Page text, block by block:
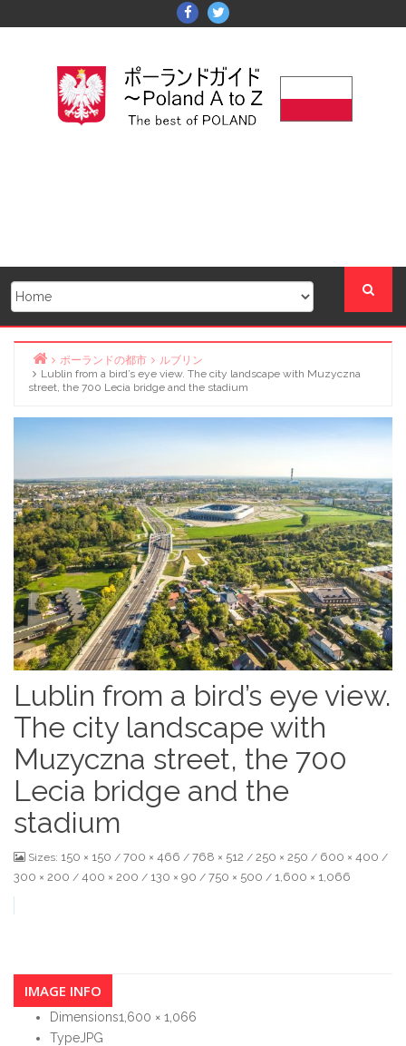
to
Facebook
Twitter
Home
ポーランドの都市
ルブリン
Lublin from a bird’s eye view. The city landscape with Muzyczna
street, the 700 Lecia bridge and the stadium
Lublin from a bird’s eye view.
The city landscape with
Muzyczna street, the 700
Lecia bridge and the
stadium
Sizes: 150 × 150 / 700 × 466 / 768 × 512 / 250 × 250 / 600 × 400 /
300 × 200 / 400 × 200 / 130 × 90 / 750 × 500 / 1,600 × 1,066
IMAGE INFO
Dimensions1,600 × 1,066
Type JPG